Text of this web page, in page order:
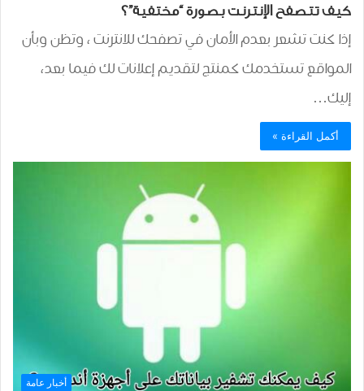
كيف تتصفح الإنترنت بصورة “مختفية”؟
إذا كنت تشعر بعدم الأمان في تصفحك للانترنت ، وتظن وبأن
المواقع تستخدمك كمنتج لتقديم إعلانات لك فيما بعد،
إليك…
أكمل القراءة »
أخبار عامة